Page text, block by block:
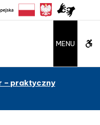
W
C
G
MENU